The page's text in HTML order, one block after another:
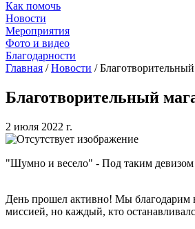
Как помочь
Новости
Мероприятия
Фото и видео
Благодарности
Главная /Новости /
Благотворительный
2 июля 2022 г.
"Шумно и весело" - Под таким девизом
День прошел активно! Мы благодарим
миссией, но каждый, кто